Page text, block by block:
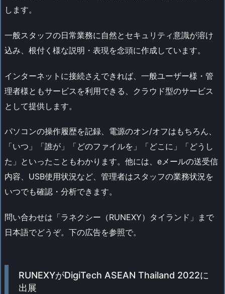
します。
一般スタッフの日常業務に自然とセキュリティ意識が溶け
込み、根付く様な説明・表現を念頭に作成しています。
インターネットに接続さえできれば、一般ユーザー様・管
理者様ともサービスを利用できる、クラウド型のサービス
として提供します。
パソコンの操作履歴を記録、電源のオン/オフはもちろん、
「いつ」「誰が」「どのファイルを」「どこに」「どうし
た」といったこともわかります。他には、eメールの送受信
内容、USB使用状況など、管理者はスタッフの業務状況を
いつでも確認・分析できます。
問い合わせは「ラネクシー（RUNEXY）タイランド」まで
日本語でどうぞ。下の広告を参照で。
RUNEXYがDigiTech ASEAN Thailand 2022に
出展